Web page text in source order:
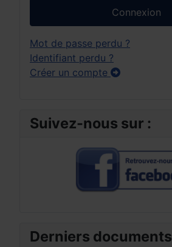
Connexion
Mot de passe perdu ?
Identifiant perdu ?
Créer un compte
Suivez-nous sur :
Derniers documents